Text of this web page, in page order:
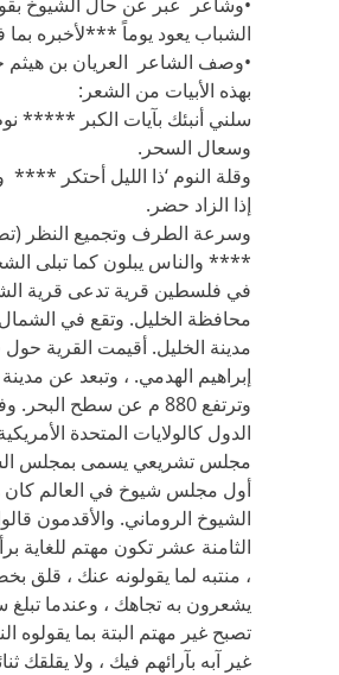
الشباب يعود يوماً ***لأخبره
•وصف الشاعر العريان بن هيثم
بهذه الأبيات من الشعر:
سلني أنبئك بآيات الكبر *****
وسعال السحر.
وقلة النوم ‘ذا الليل أحتكر ****
إذا الزاد حضر.
وسرعة الطرف وتجميع النظر
**** والناس يبلون كما تبلى
في فلسطين قرية تدعى قرية
محافظة الخليل. وتقع في
مدينة الخليل. أقيمت القرية حول
وترتفع 880 م عن سطح
الدول كالولايات المتحدة
مجلس تشريعي يسمى بمجلس
أول مجلس شيوخ في العالم
الشيوخ الروماني. والأقدمون
الثامنة عشر تكون مهتم للغاية
، منتبه لما يقولونه عنك ، قلق
يشعرون به تجاهك ، وعندما تبلغ
تصبح غير مهتم البتة بما يقولوه
غير آبه بآرائهم فيك ، ولا يقلقك